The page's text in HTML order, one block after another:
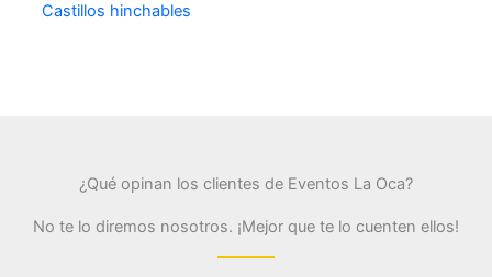
Castillos hinchables
¿Qué opinan los clientes de Eventos La Oca?
No te lo diremos nosotros. ¡Mejor que te lo cuenten ellos!